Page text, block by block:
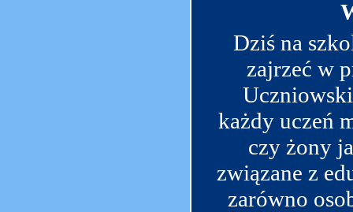
Dziś na
zajrzeć w
każdy uczeń
czy żony
związane z
zarówno